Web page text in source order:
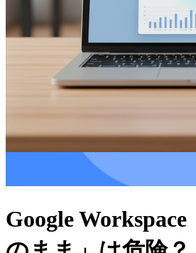
Google